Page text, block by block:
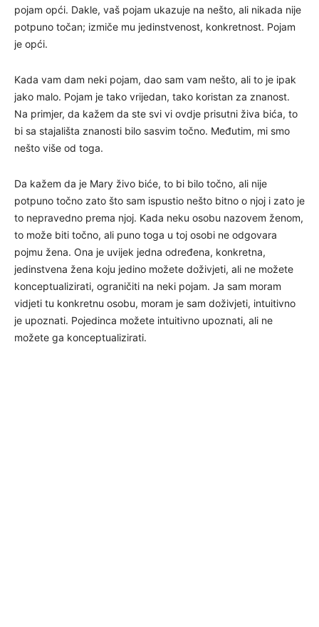
pojam opći. Dakle, vaš pojam ukazuje na nešto, ali nikada nije
potpuno točan; izmiče mu jedinstvenost, konkretnost. Pojam
je opći.
Kada vam dam neki pojam, dao sam vam nešto, ali to je ipak
jako malo. Pojam je tako vrijedan, tako koristan za znanost.
Na primjer, da kažem da ste svi vi ovdje prisutni živa bića, to
bi sa stajališta znanosti bilo sasvim točno. Međutim, mi smo
nešto više od toga.
Da kažem da je Mary živo biće, to bi bilo točno, ali nije
potpuno točno zato što sam ispustio nešto bitno o njoj i zato je
to nepravedno prema njoj. Kada neku osobu nazovem ženom,
to može biti točno, ali puno toga u toj osobi ne odgovara
pojmu žena. Ona je uvijek jedna određena, konkretna,
jedinstvena žena koju jedino možete doživjeti, ali ne možete
konceptualizirati, ograničiti na neki pojam. Ja sam moram
vidjeti tu konkretnu osobu, moram je sam doživjeti, intuitivno
je upoznati. Pojedinca možete intuitivno upoznati, ali ne
možete ga konceptualizirati.